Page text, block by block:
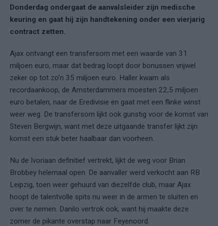
Donderdag ondergaat de aanvalsleider zijn medische
keuring en gaat hij zijn handtekening onder een vierjarig
contract zetten.
Ajax ontvangt een transfersom met een waarde van 31
miljoen euro, maar dat bedrag loopt door bonussen vrijwel
zeker op tot zo'n 35 miljoen euro. Haller kwam als
recordaankoop, de Amsterdammers moesten 22,5 miljoen
euro betalen, naar de Eredivisie en gaat met een flinke winst
weer weg. De transfersom lijkt ook gunstig voor de komst van
Steven Bergwijn, want met deze uitgaande transfer lijkt zijn
komst een stuk beter haalbaar dan voorheen.
Nu de Ivoriaan definitief vertrekt, lijkt de weg voor Brian
Brobbey helemaal open. De aanvaller werd verkocht aan RB
Leipzig, toen weer gehuurd van diezelfde club, maar Ajax
hoopt de talentvolle spits nu weer in de armen te sluiten en
over te nemen. Danilo vertrok ook, want hij maakte deze
zomer de pikante overstap naar Feyenoord.